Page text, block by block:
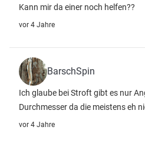
Kann mir da einer noch helfen??
vor 4 Jahre
BarschSpin
Ich glaube bei Stroft gibt es nur
Durchmesser da die meistens eh
vor 4 Jahre